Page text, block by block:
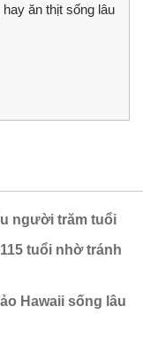
ăn thịt sống lâu
người trăm tuổi
tuổi nhờ tránh
Hawaii sống lâu